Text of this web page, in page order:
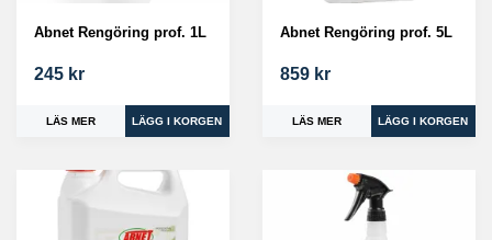
Abnet Rengöring prof. 1L
245 kr
LÄS MER
Abnet Rengöring prof. 5L
859 kr
LÄS MER